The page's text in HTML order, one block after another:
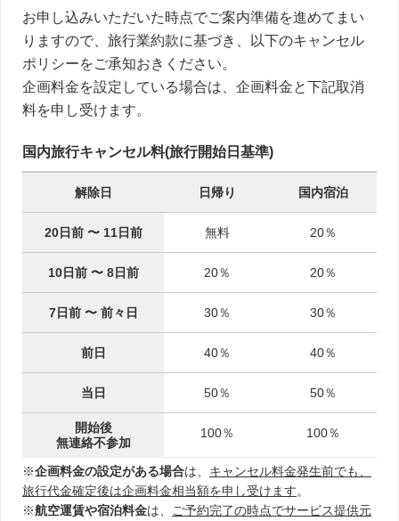
お申し込みいただいた時点でご案内準備を進めてまい
りますので、旅行業約款に基づき、以下のキャンセル
ポリシーをご承知おきください。
企画料金を設定している場合は、企画料金と下記取消
料を申し受けます。
国内旅行キャンセル料(旅行開始日基準)
解除日
20日前〜11日前
10日前〜8日前
7日前〜前々日
前日
当日
開始後
無連絡不参加
日帰り
無料
20％
30％
40％
50％
100％
国内宿泊
20％
20％
30％
40％
50％
100％
※企画料金の設定がある場合は、 キャンセル料金発生前でも、
旅行代金確定後は企画料金相当額を申し受けます。
※航空運賃や宿泊料金は、
ご予約完了の時点でサービス提供元